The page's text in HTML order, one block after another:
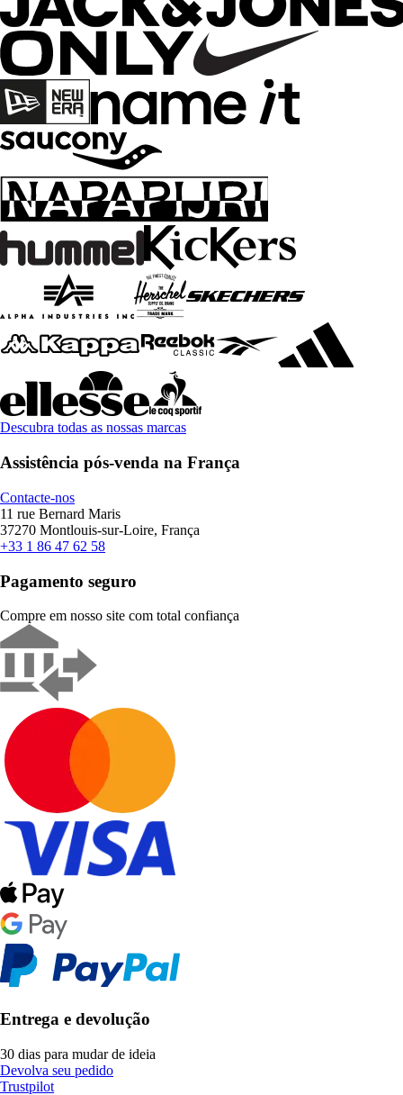
Descubra todas as nossas marcas
Assistência pós-venda na França
Contacte-nos
11 rue Bernard Maris
37270 Montlouis-sur-Loire, França
+33 1 86 47 62 58
Pagamento seguro
Compre em nosso site com total confiança
Entrega e devolução
30 dias para mudar de ideia
Devolva seu pedido
Trustpilot